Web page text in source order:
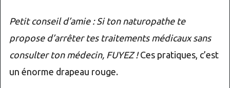
Petit conseil d’amie : Si ton naturopathe te
propose d’arrêter tes traitements médicaux sans
consulter ton médecin, FUYEZ !Ces pratiques, c’est
un énorme drapeau rouge.